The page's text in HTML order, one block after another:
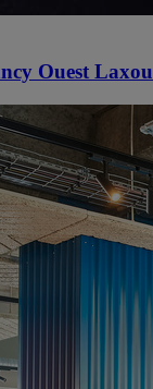
Ouest Laxou